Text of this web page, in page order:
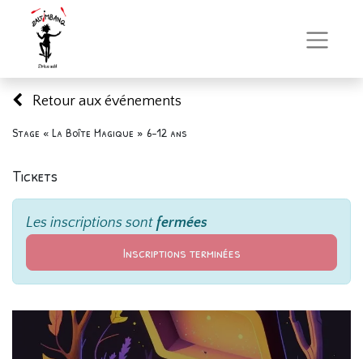
Retour aux événements
Stage « La Boîte Magique » 6-12 ans
Tickets
Les inscriptions sont fermées
Inscriptions terminées